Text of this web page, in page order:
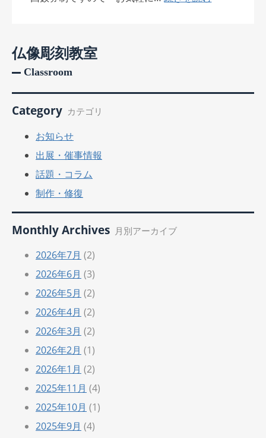
仏像彫刻教室
Classroom
Category カテゴリ
お知らせ
出展・催事情報
話題・コラム
制作・修復
Monthly Archives 月別アーカイブ
2026年7月 (2)
2026年6月 (3)
2026年5月 (2)
2026年4月 (2)
2026年3月 (2)
2026年2月 (1)
2026年1月 (2)
2025年11月 (4)
2025年10月 (1)
2025年9月 (4)